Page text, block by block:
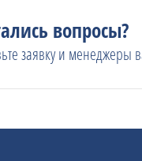
вопросы?
заявку и менеджеры